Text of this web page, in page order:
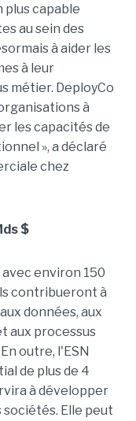
plus capable
au sein des
à aider les
à leur
métier. DeployCo
à
les capacités de
», a déclaré
chez
$
environ 150
contribueront à
données, aux
aux processus
outre, l'ESN
de plus de 4
à développer
Elle peut